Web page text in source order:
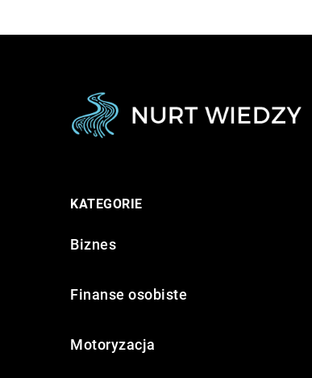
KATEGORIE
Biznes
Finanse osobiste
Motoryzacja